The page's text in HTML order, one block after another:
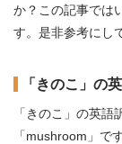
か？この記事では
す。是非参考にし
「きのこ」の
「きのこ」の英
「mushroom」で